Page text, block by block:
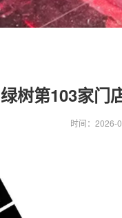
绿树第103家门
时间：2026-